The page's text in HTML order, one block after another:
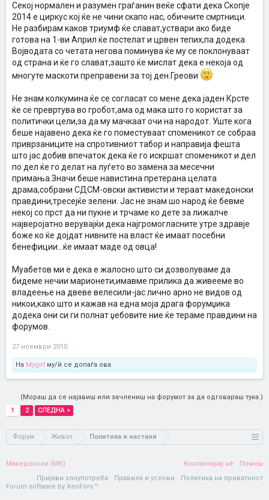
Секој нормален и разумен граѓанин веќе сфати дека Скопје
2014 е циркус кој ќе не чини скапо нас, обичните смртници.
Не разбирам каков триумф ќе слават,уствари ако биде
готова на 1-ви Април ќе постелат и црвен тепих,па додека
Војводата со четата негова поминува ќе му се поклонуваат
од страна и ќе го слават,зашто ќе мислат дека е некоја од
многуте маскоти преправени за тој ден.Греови
Не знам колкумина ќе се согласат со мене дека јаден Крсте
ќе се превртува во гробот,ама од мака што го користат за
политички цели,за да му мачкаат очи на народот. Уште кога
беше најавено дека ќе го поместуваат споменикот се собраа
приврзаниците на спротивниот табор и направија фешта
што јас добив впечаток дека ќе го искршат споменикот и дел
по дел ќе го делат на луѓето во замена за месечни
примања.Значи беше навистина претерана целата
драма,собрани СДСМ-овски активисти и тераат македонски
правдини,тресејќе зелени. Јас не знам шо народ ќе бевме
некој со прст да ни пукне и трчаме ко дете за лижалче
најверојатно верувајќи дека најгромогласните утре здравје
боже ко ќе дојдат нивните на власт ќе имаат посебни
бенефиции...ќе имаат маде од овца!
Муабетов ми е дека е жалосно што си дозволуваме да
бидеме нечии марионети,имавме прилика да живееме во
владеење на двеве велесили-јас лично арно не видов од
никои,како што и кажав на една моја драга форумџика
додека они си ги полнат џебовите ние ќе тераме правдини на
форумов.
27 ноември 2010
На Mygirl му/ѝ се допаѓа ова.
(Мораш да се најавиш или зачлениш на форумот за да одговараш тука.)
1
2 СЛЕДНА >
Форум Живот Политика и настани
Македонски (MK) Контактирај нè
Помош
Пријави злоупотреба
Правила и услови
Политика на приватност
Forum software by XenForo™